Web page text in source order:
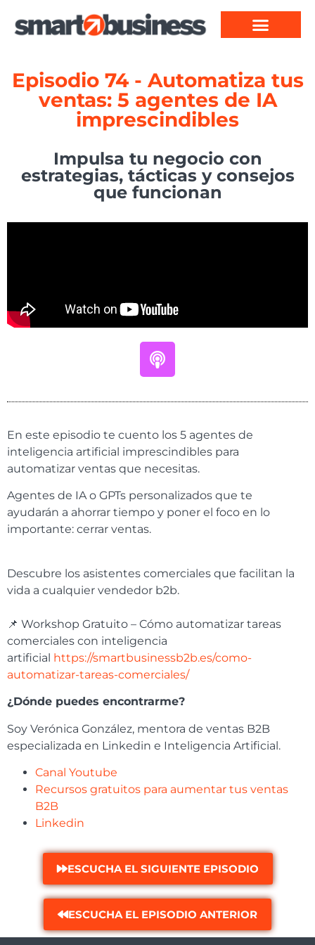
Episodio 74 - Automatiza tus
ventas: 5 agentes de IA
imprescindibles
Impulsa tu negocio con
estrategias, tácticas y consejos
que funcionan​
En este episodio te cuento los 5 agentes de
inteligencia artificial imprescindibles para
automatizar ventas que necesitas.
Agentes de IA o GPTs personalizados que te
ayudarán a ahorrar tiempo y poner el foco en lo
importante: cerrar ventas.
Descubre los asistentes comerciales que facilitan la
vida a cualquier vendedor b2b.
📌 Workshop Gratuito – Cómo automatizar tareas
comerciales con inteligencia
artificial https://smartbusinessb2b.es/como-
automatizar-tareas-comerciales/
¿Dónde puedes encontrarme?
Soy Verónica González, mentora de ventas B2B
especializada en Linkedin e Inteligencia Artificial.
Canal Youtube
Recursos gratuitos para aumentar tus ventas
B2B
Linkedin
ESCUCHA EL SIGUIENTE EPISODIO
ESCUCHA EL EPISODIO ANTERIOR